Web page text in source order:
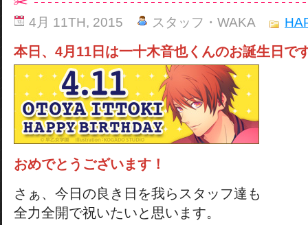
4月 11TH, 2015 スタッフ・WAKA
本日、4月11日は一十木音也くんのお誕生日で
おめでとうございます！
さぁ、今日の良き日を我らスタッフ達も
全力全開で祝いたいと思います。